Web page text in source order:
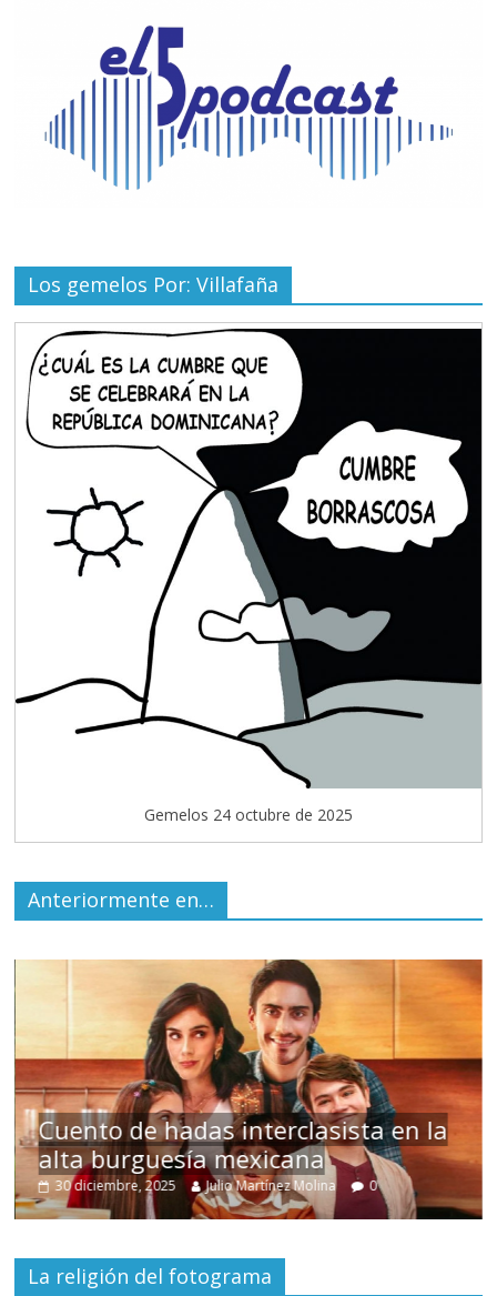
Los gemelos Por: Villafaña
Gemelos 24 octubre de 2025
Anteriormente en…
de hadas interclasista en la
burguesía mexicana
30 diciembre, 2025 Julio Martínez Molina 0
Un
La religión del fotograma